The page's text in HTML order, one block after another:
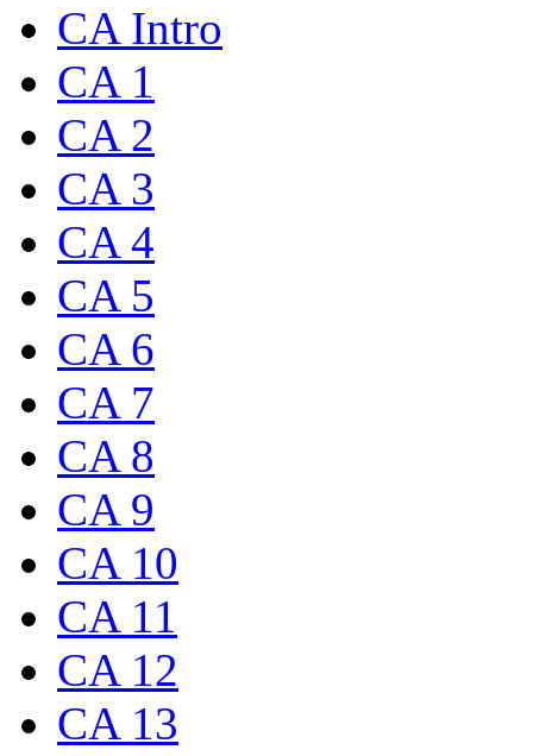
CA Intro
CA 1
CA 2
CA 3
CA 4
CA 5
CA 6
CA 7
CA 8
CA 9
CA 10
CA 11
CA 12
CA 13